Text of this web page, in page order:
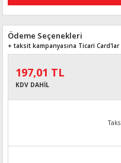
Ödeme Seçenekleri
+ taksit kampanyasına Ticari
197,01 TL
KDV DAHİL